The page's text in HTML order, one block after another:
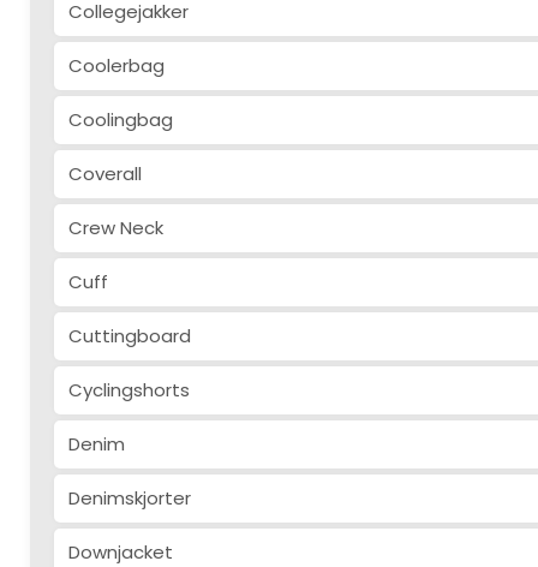
Collegejakker
Coolerbag
Coolingbag
Coverall
Crew Neck
Cuff
Cuttingboard
Cyclingshorts
Denim
Denimskjorter
Downjacket